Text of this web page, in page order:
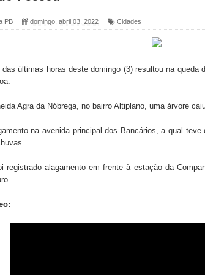
dentárias já foram entregues pela Prefeitura de Sapé
de Santana 2026 será neste sábado (25) e deve atrair
a morte da ex-vereadora Neta do Sindicato
Brasília recursos para nova Casa de Acolhida e CRAS de
Nacional do PDT durante Convenção em Brasília
inspiram a IV FEIRA LITERÁRIA DO BREJO em
de 200 lideranças em apoio à pré-candidatura de
de saúde pública do planeta com foco na
PB domingo, abril 03, 2022 Cidades
últimas horas deste domingo (3) resultou na queda
Agra da Nóbrega, no bairro Altiplano, uma árvore
na avenida principal dos Bancários, a qual
registrado alagamento em frente à estação da